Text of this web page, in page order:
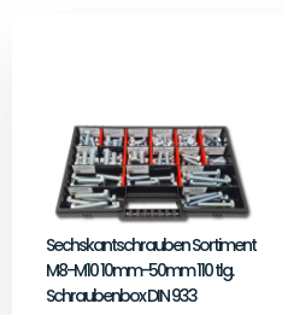
Sechskantschrauben Sortiment
M8-M10 10mm-50mm 110 tlg.
Schraubenbox DIN 933